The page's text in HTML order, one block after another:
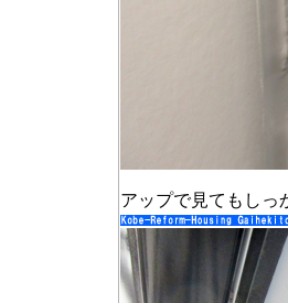
アップで見てもしっ